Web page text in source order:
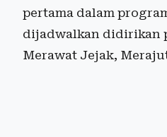
pertama dalam
dijadwalkan didirikan
Merawat Jejak,